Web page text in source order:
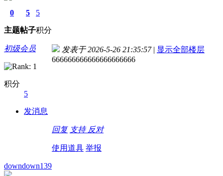
0
主题
5
帖子
5
积分
初级会员
积分
5
发消息
发表于 2026-5-26 21:35:57 | 显示全部楼层
666666666666666666666
回复 支持 反对
使用道具 举报
downdown139